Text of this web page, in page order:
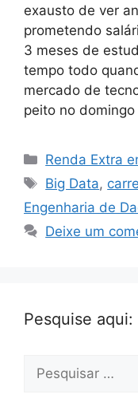
exausto de ver
prometendo
3 meses de
tempo todo
mercado de
peito no
Categorias
Renda Extra
Tags
Big Data,
Engenharia de
Deixe um
Pesquise aqui:
Pesquisar